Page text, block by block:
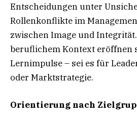
Entscheidungen unter
Rollenkonflikte im
zwischen Image und
beruflichem Kontext eröffnen
Lernimpulse – sei es für
oder Marktstrategie.
Orientierung nach